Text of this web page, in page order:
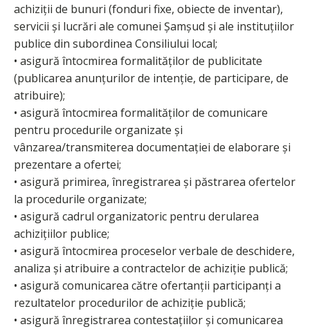
achiziții de bunuri (fonduri fixe, obiecte de inventar),
servicii și lucrări ale comunei Şamşud și ale instituțiilor
publice din subordinea Consiliului local;
• asigură întocmirea formalităților de publicitate
(publicarea anunțurilor de intenție, de participare, de
atribuire);
• asigură întocmirea formalităților de comunicare
pentru procedurile organizate și
vânzarea/transmiterea documentației de elaborare și
prezentare a ofertei;
• asigură primirea, înregistrarea și păstrarea ofertelor
la procedurile organizate;
• asigură cadrul organizatoric pentru derularea
achizițiilor publice;
• asigură întocmirea proceselor verbale de deschidere,
analiza și atribuire a contractelor de achiziție publică;
• asigură comunicarea către ofertanții participanți a
rezultatelor procedurilor de achiziție publică;
• asigură înregistrarea contestațiilor și comunicarea